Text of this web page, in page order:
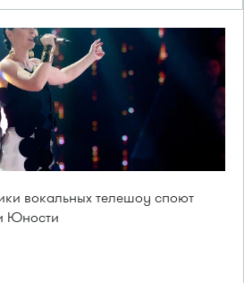
вокальных телешоу споют
Юности